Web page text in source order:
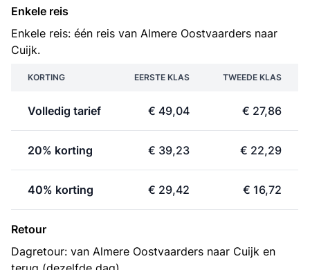
Enkele reis
Enkele reis: één reis van Almere Oostvaarders naar
Cuijk.
KORTING EERSTE KLAS TWEEDE KLAS
Volledig tarief € 49,04 € 27,86
20% korting € 39,23 € 22,29
40% korting € 29,42 € 16,72
Retour
Dagretour: van Almere Oostvaarders naar Cuijk en